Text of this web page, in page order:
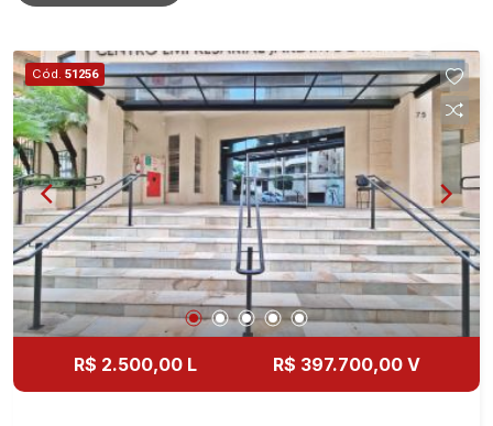
Cód. 51256
R$ 2.500,00 L R$ 397.700,00 V